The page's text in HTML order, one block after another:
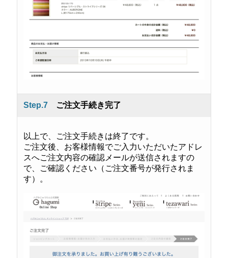
Step.7 ご注文手続き完了
以上で、ご注文手続きは終了です。
ご注文後、お客様情報でご入力いただいたアドレ
スへご注文内容の確認メールが送信されますの
で、ご確認ください（ご注文番号が発行されま
す）。